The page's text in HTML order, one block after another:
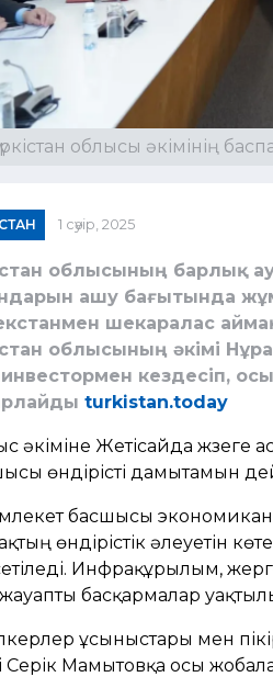
облысы әкімінің
1 сәуір, 2025
облысының барлық
ашу бағытында
шекаралас
облысының әкімі
кездесіп,
turkistan.today
әкіміне Жетісайда
өндірісті дамытамын
басшысы
өндірістік әлеуетін
Инфрақұрылым,
басқармалар
ұсыныстары мен
Серік Мамытовқа осы